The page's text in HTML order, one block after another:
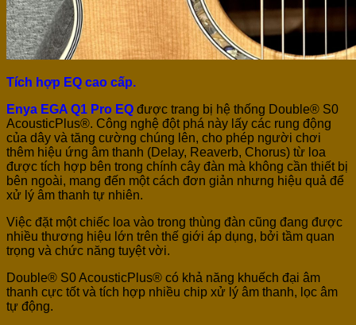
Tích hợp EQ cao cấp.
Enya EGA Q1 Pro EQ được trang bị hệ thống Double® S0
AcousticPlus®. Công nghệ đột phá này lấy các rung động
của dây và tăng cường chúng lên, cho phép người chơi
thêm hiệu ứng âm thanh (Delay, Reaverb, Chorus) từ loa
được tích hợp bên trong chính cây đàn mà không cần thiết bị
bên ngoài, mang đến một cách đơn giản nhưng hiệu quả để
xử lý âm thanh tự nhiên.
Việc đặt một chiếc loa vào trong thùng đàn cũng đang được
nhiều thương hiệu lớn trên thế giới áp dụng, bởi tầm quan
trọng và chức năng tuyệt vời.
Double® S0 AcousticPlus® có khả năng khuếch đại âm
thanh cực tốt và tích hợp nhiều chip xử lý âm thanh, lọc âm
tự động.